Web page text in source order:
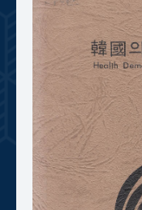
주년 기념
성과 50선 숫자로 보
세계와 함께 한 KIHASA
VR 역사관